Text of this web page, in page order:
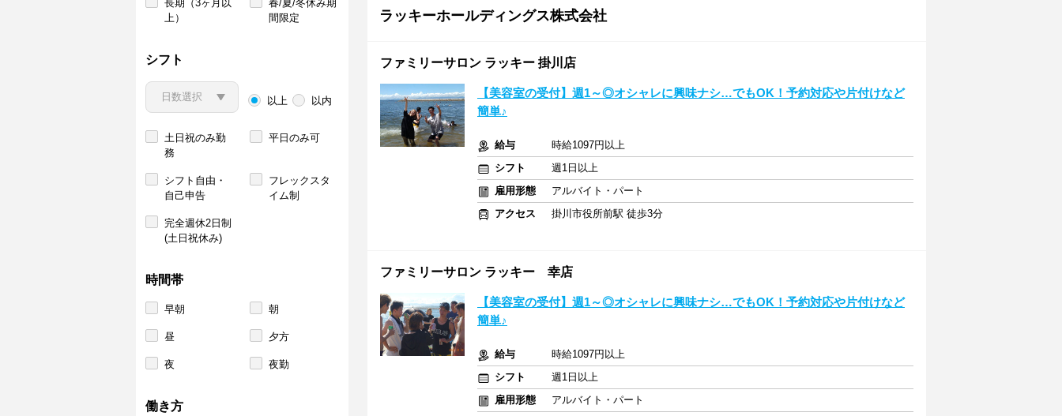
長期（3ヶ月以
上）
春/夏/冬休み期
間限定
シフト
以上 以内
土日祝のみ勤
務
平日のみ可
シフト自由・
自己申告
フレックスタ
イム制
完全週休2日制
(土日祝休み)
時間帯
早朝 朝
昼 夕方
夜 夜勤
働き方
ラッキーホールディングス株式会社
ファミリーサロン ラッキー 掛川店
【美容室の受付】週1～◎オシャレに興味ナシ…でもOK！予約対応や片付けなど
簡単♪
給与
時給1097円以上
シフト
週1日以上
雇用形態
アルバイト・パート
アクセス
掛川市役所前駅 徒歩3分
ファミリーサロン ラッキー 幸店
【美容室の受付】週1～◎オシャレに興味ナシ…でもOK！予約対応や片付けなど
簡単♪
給与
時給1097円以上
シフト
週1日以上
雇用形態
アルバイト・パート